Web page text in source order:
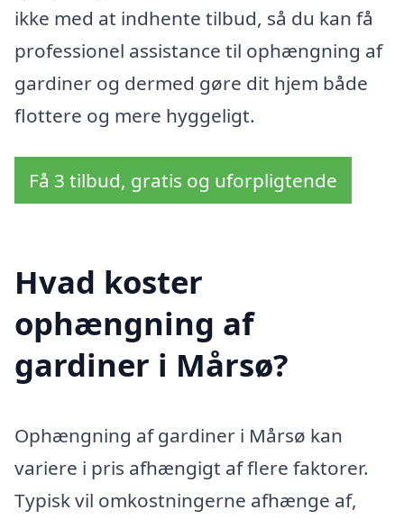
ikke med at indhente tilbud, så du kan få
professionel assistance til ophængning af
gardiner og dermed gøre dit hjem både
flottere og mere hyggeligt.
Få 3 tilbud, gratis og uforpligtende
Hvad koster
ophængning af
gardiner i Mårsø?
Ophængning af gardiner i Mårsø kan
variere i pris afhængigt af flere faktorer.
Typisk vil omkostningerne afhænge af,